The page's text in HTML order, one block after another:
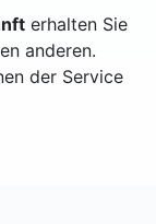
erhalten Sie
anderen.
der Service